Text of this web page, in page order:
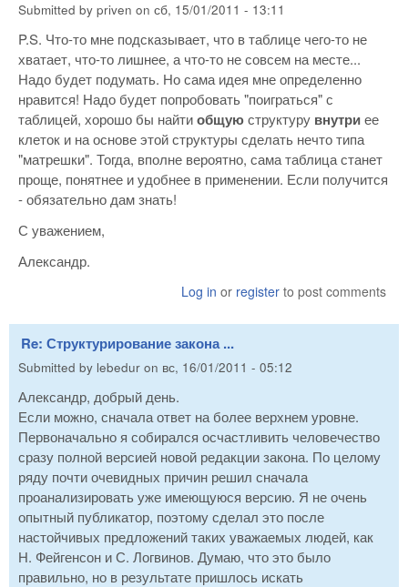
Submitted by priven on сб, 15/01/2011 - 13:11
P.S. Что-то мне подсказывает, что в таблице чего-то не
хватает, что-то лишнее, а что-то не совсем на месте...
Надо будет подумать. Но сама идея мне определенно
нравится! Надо будет попробовать "поиграться" с
таблицей, хорошо бы найтиобщуюструктуру внутриее
клеток и на основе этой структуры сделать нечто типа
"матрешки". Тогда, вполне вероятно, сама таблица станет
проще, понятнее и удобнее в применении. Если получится
- обязательно дам знать!
С уважением,
Александр.
Log in or register to post comments
Re: Структурирование закона ...
Submitted by lebedur on вс, 16/01/2011 - 05:12
Александр, добрый день.
Если можно, сначала ответ на более верхнем уровне.
Первоначально я собирался осчастливить человечество
сразу полной версией новой редакции закона. По целому
ряду почти очевидных причин решил сначала
проанализировать уже имеющуюся версию. Я не очень
опытный публикатор, поэтому сделал это после
настойчивых предложений таких уважаемых людей, как
Н. Фейгенсон и С. Логвинов. Думаю, что это было
правильно, но в результате пришлось искать